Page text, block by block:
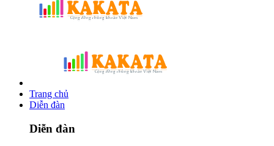
Trang chủ
Diễn đàn
Diễn đàn